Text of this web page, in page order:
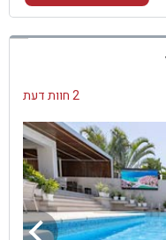
2 חוות דעת